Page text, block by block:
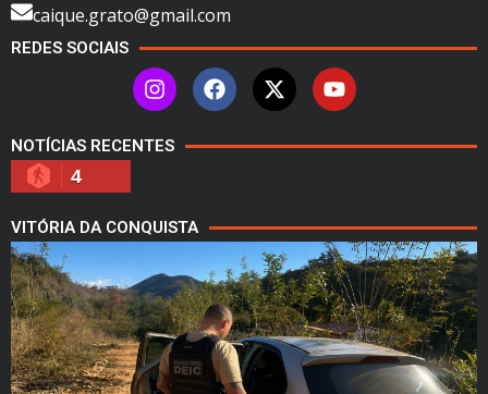
caique.grato@gmail.com
REDES SOCIAIS
NOTÍCIAS RECENTES
4
VITÓRIA DA CONQUISTA